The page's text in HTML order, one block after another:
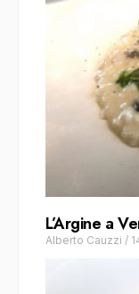
L’Argine a
Alberto Cauzzi /